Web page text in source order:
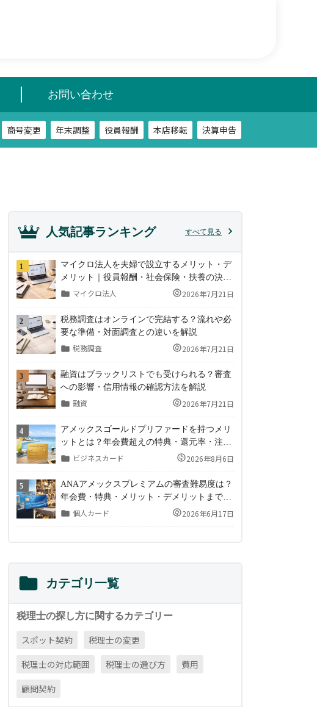
お問い合わせ
商号変更 年末調整 役員報酬 本店移転 決算申告
人気記事ランキング すべて見る
1
マイクロ法人を夫婦で設立するメリット・デ
メリット｜役員報酬・社会保険・扶養の決め
方 マイクロ法人 2026年7月21日
2
税務調査はオンラインで完結する？流れや必
要な準備・対面調査との違いを解説
税務調査 2026年7月21日
3
融資はブラックリストでも受けられる？審査
への影響・信用情報の確認方法を解説
融資 2026年7月21日
4
アメックスゴールドプリファードを持つメリ
ットとは？年会費超えの特典・還元率・注意
点まで徹底解説
ビジネスカード 2026年8月6日
5
ANAアメックスプレミアムの審査難易度は？
年会費・特典・メリット・デメリットまで徹
底解説！
個人カード 2026年6月17日
カテゴリ一覧
税理士の探し方に関するカテゴリー
スポット契約
税理士の変更
税理士の対応範囲
税理士の選び方
費用
顧問契約